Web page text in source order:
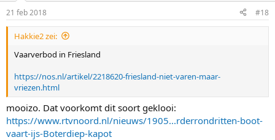
21 feb 2018 #18
Hakkie2 zei:
Vaarverbod in Friesland
https://nos.nl/artikel/2218620-friesland-niet-varen-maar-
vriezen.html
mooizo. Dat voorkomt dit soort geklooi:
https://www.rtvnoord.nl/nieuws/1905...rderrondritten-boot-
vaart-ijs-Boterdiep-kapot